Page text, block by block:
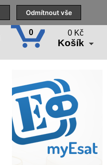
Školení
0 0 Kč
Košík
Odmítnout vše